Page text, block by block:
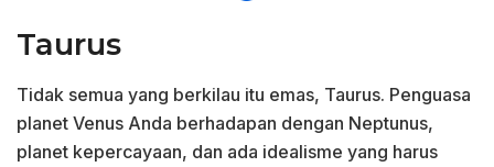
Taurus
Tidak semua yang berkilau itu emas, Taurus. Penguasa
planet Venus Anda berhadapan dengan Neptunus,
planet kepercayaan, dan ada idealisme yang harus